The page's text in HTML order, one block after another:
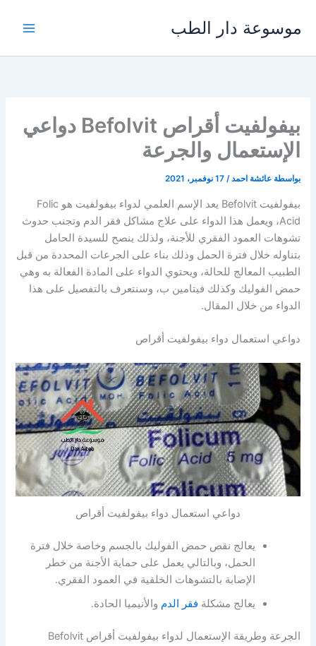
المحتوى
موسوعة دار الطب
بيفولفيت أقراص Befolvit دواعي
الإستعمال والجرعة
بواسطة عائشة احمد/17 نوفمبر، 2021
بيفولفيت Befolvit يعد الإسم العلمي لدواء بيفولفيت هو Folic
Acid، ويعمل هذا الدواء على علاج مشاكل فقر الدم وتجنب حدوث
تشوهات العمود الفقري للأجنة، ولذلك ينصح للسيدة الحامل
بتناوله خلال فترة الحمل وذلك بناء على الجرعات المحددة من قبل
الطبيب المعالج للحالة، ويحتوي الدواء على المادة الفعالة به وهي
حمض الفوليك وكذلك فيتامين ب، وسنتعرف بالتفصيل على هذا
الدواء من خلال المقال.
دواعي استعمال دواء بيفولفيت أقراص
دواعي استعمال دواء بيفولفيت أقراص
يعالج نقص حمض الفوليك بالجسم وخاصة خلال فترة
الحمل، وبالتالي يعمل على حماية الأجنة من خطر
الإصابة بالتشوهات الخلقية في العمود الفقري.
يعالج مشكلة فقر الدم والأنيميا الحادة.
الجرعة وطريقة الإستعمال لدواء بيفولفيت أقراص Befolvit